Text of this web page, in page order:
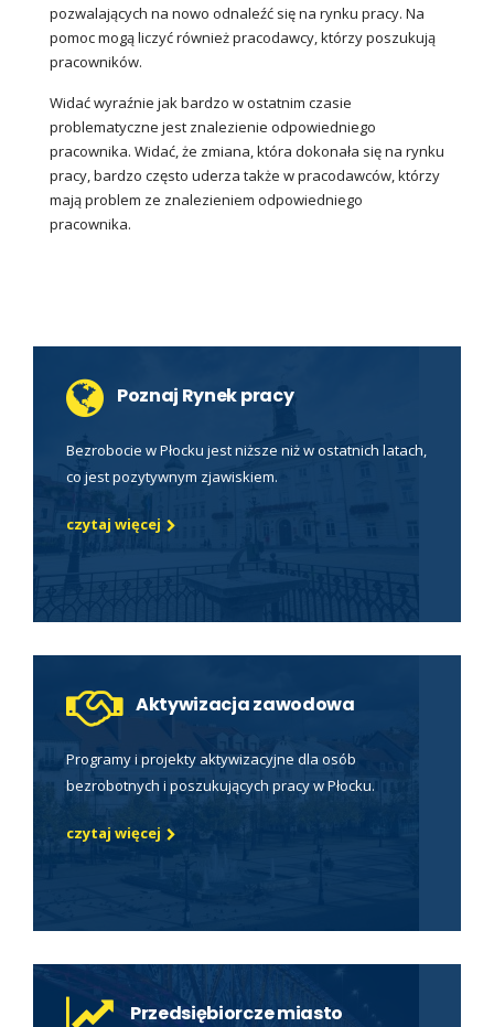
pozwalających na nowo odnaleźć się na rynku pracy. Na
pomoc mogą liczyć również pracodawcy, którzy poszukują
pracowników.
Widać wyraźnie jak bardzo w ostatnim czasie
problematyczne jest znalezienie odpowiedniego
pracownika. Widać, że zmiana, która dokonała się na rynku
pracy, bardzo często uderza także w pracodawców, którzy
mają problem ze znalezieniem odpowiedniego
pracownika.
Poznaj Rynek pracy
Bezrobocie w Płocku jest niższe niż w ostatnich latach,
co jest pozytywnym zjawiskiem.
czytaj więcej
Aktywizacja zawodowa
Programy i projekty aktywizacyjne dla osób
bezrobotnych i poszukujących pracy w Płocku.
czytaj więcej
Przedsiębiorcze miasto